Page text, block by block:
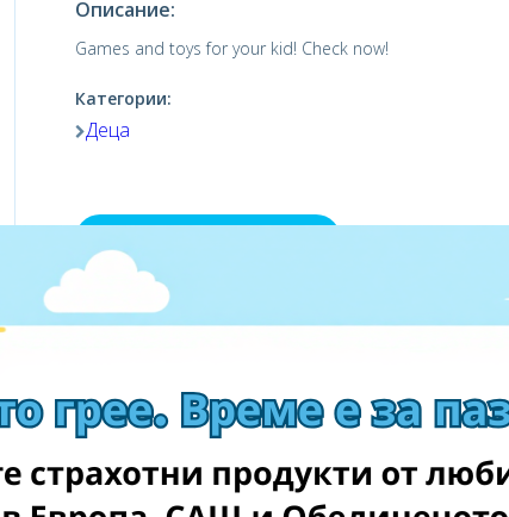
Описание:
Games and toys for your kid! Check now!
Категории:
Деца